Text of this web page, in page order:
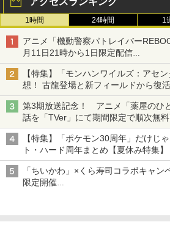
1時間 24時間 1
アニメ「機動警察パトレイバー
月11日21時から1日限定配信
8月14日にはU-NEXTで限定配信
【特集】「モンハンワイルズ：アセ
想！ 古龍登場と新フィールドから復
み特集2026】
第3期放送記念！ アニメ「薬屋のひ
話を「TVer」にて期間限定で順次無
【特集】「ポケモン30周年」だけじ
ト・ハード周年まとめ【夏休み特集】
「ちいかわ」×くら寿司コラボキャン
限定開催